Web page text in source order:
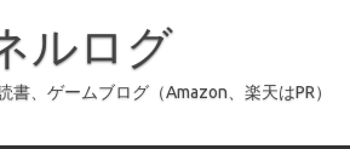
ルログ
書、ゲームブログ（Amazon、楽天はPR）